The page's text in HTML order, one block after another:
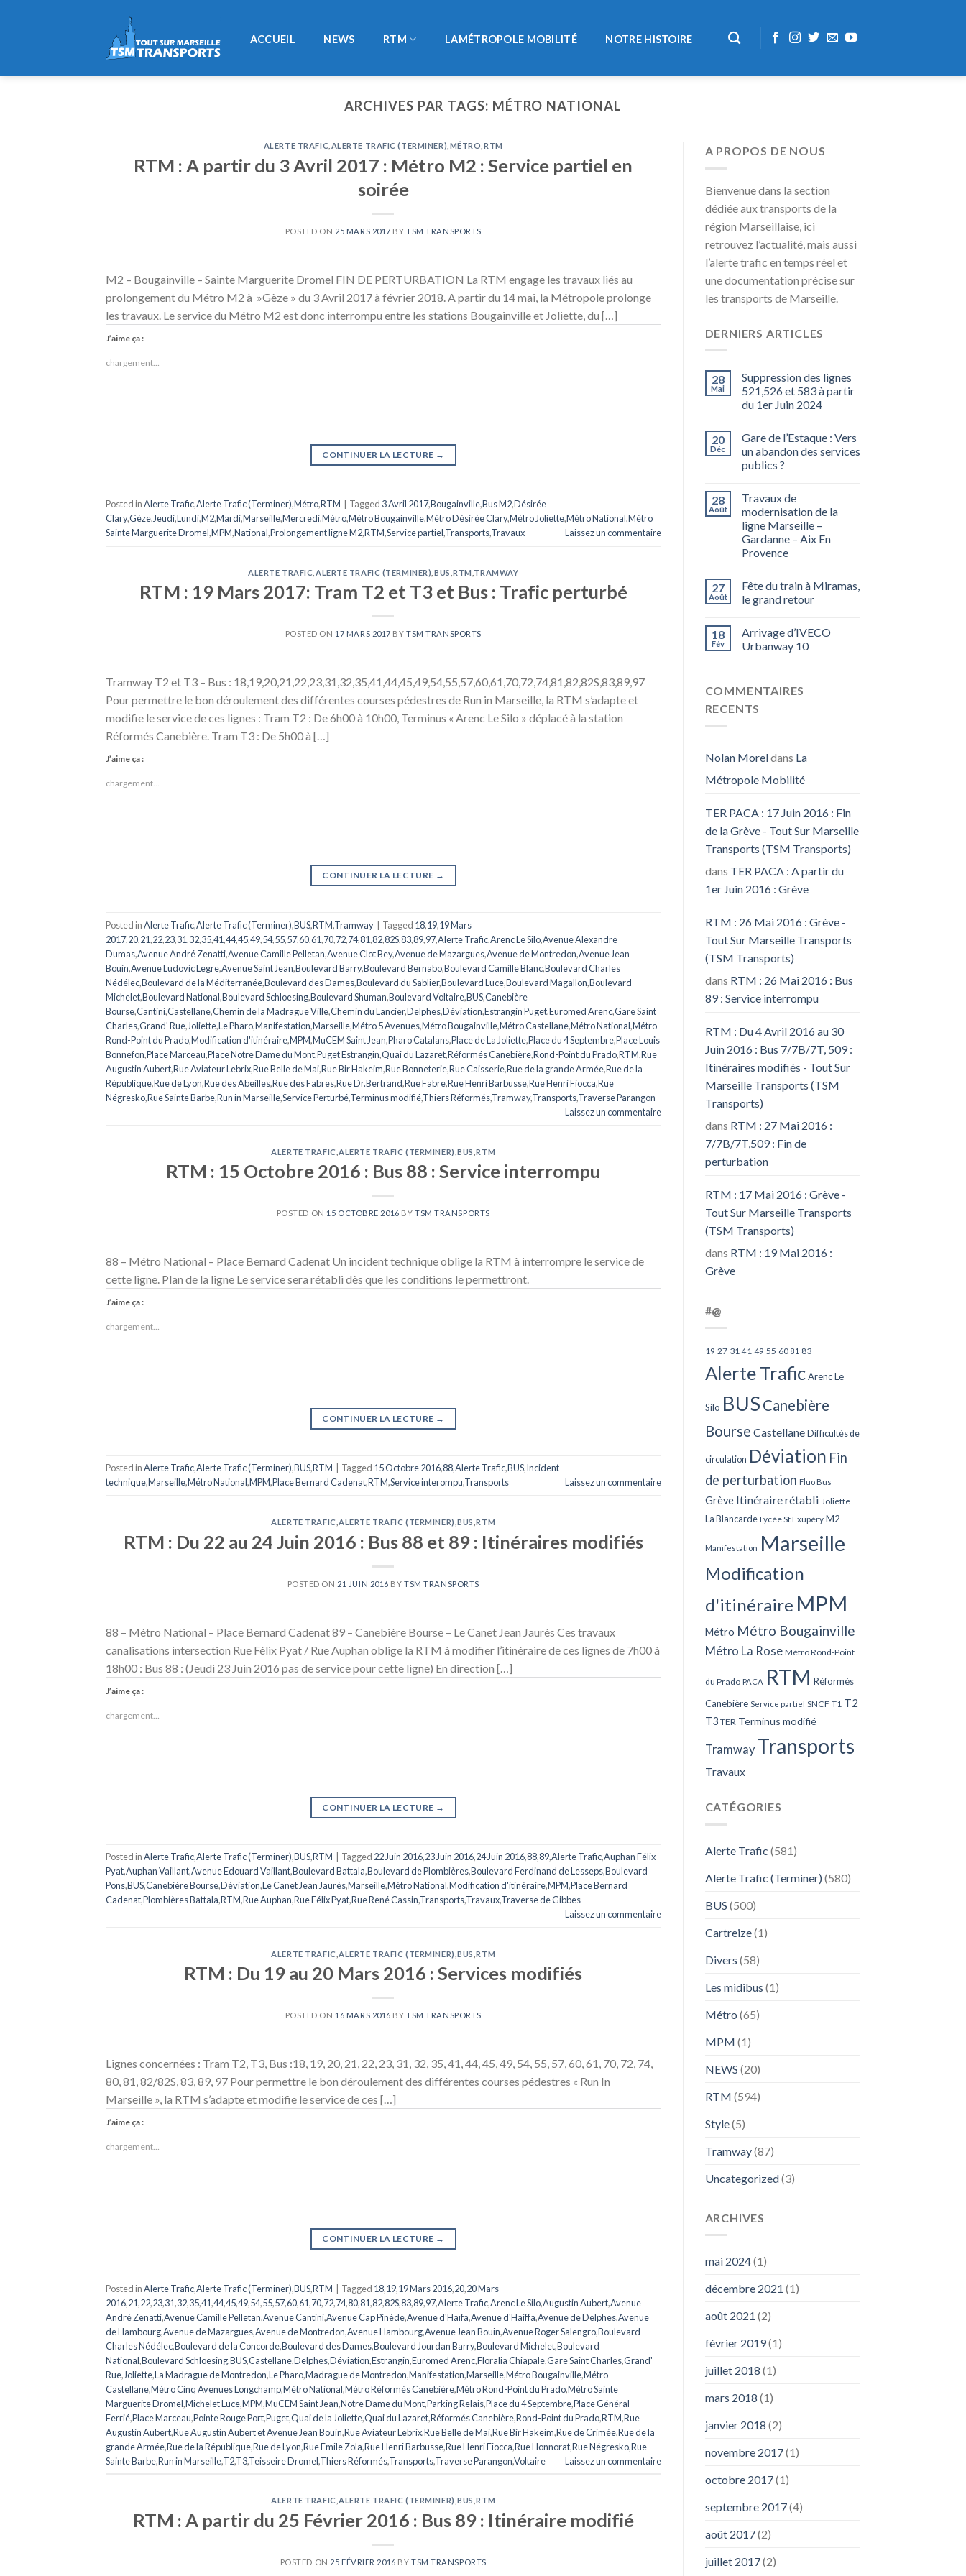
ACCUEIL NEWS RTM LAMÉTROPOLE MOBILITÉ NOTRE HISTOIRE
ARCHIVES PAR TAGS: MÉTRO NATIONAL
ALERTE TRAFIC ALERTE TRAFIC (TERMINER) MÉTRO ,RTM
RTM : A partir du 3 Avril 2017 : Métro M2 : Service partiel en
soirée
POSTED ON 25 MARS 2017 BYTSM TRANSPORTS
M2 – Bougainville – Sainte Marguerite Dromel FIN DE PERTURBATION La RTM engage les travaux liés au
prolongement du Métro M2 à »Gèze » du 3 Avril 2017 à février 2018. A partir du 14 mai, la Métropole prolonge
les travaux. Le service du Métro M2 est donc interrompu entre les stations Bougainville et Joliette, du […]
J’aime ça :
chargement…
CONTINUER LA LECTURE →
Posted inAlerte Trafic,Alerte Trafic (Terminer),Métro,RTM Tagged 3 Avril 2017,Bougainville,Bus M2,Désirée
Clary,Gèze,Jeudi,Lundi,M2,Mardi,Marseille,Mercredi,Métro,Métro Bougainville,Métro Désirée Clary,Métro Joliette,Métro National,Métro
Sainte Marguerite Dromel,MPM,National,Prolongement ligne M2,RTM,Service partiel,Transports,Travaux Laissez un commentaire
ALERTE TRAFIC ALERTE TRAFIC (TERMINER) BUS ,RTM TRAMWAY
RTM : 19 Mars 2017: Tram T2 et T3 et Bus : Trafic perturbé
POSTED ON 17 MARS 2017 BYTSM TRANSPORTS
Tramway T2 et T3 – Bus : 18,19,20,21,22,23,31,32,35,41,44,45,49,54,55,57,60,61,70,72,74,81,82,82S,83,89,97
Pour permettre le bon déroulement des différentes courses pédestres de Run in Marseille, la RTM s’adapte et
modifie le service de ces lignes : Tram T2 : De 6h00 à 10h00, Terminus « Arenc Le Silo » déplacé à la station
Réformés Canebière. Tram T3 : De 5h00 à […]
J’aime ça :
chargement…
CONTINUER LA LECTURE →
Posted inAlerte Trafic,Alerte Trafic (Terminer),BUS,RTM,Tramway Tagged 18,19,19 Mars
2017,20,21,22,23,31,32,35,41,44,45,49,54,55,57,60,61,70,72,74,81,82,82S,83,89,97,Alerte Trafic,Arenc Le Silo,Avenue Alexandre
Dumas,Avenue André Zenatti,Avenue Camille Pelletan,Avenue Clot Bey,Avenue de Mazargues,Avenue de Montredon,Avenue Jean
Bouin,Avenue Ludovic Legre,Avenue Saint Jean,Boulevard Barry,Boulevard Bernabo,Boulevard Camille Blanc,Boulevard Charles
Nédélec,Boulevard de la Méditerranée,Boulevard des Dames,Boulevard du Sablier,Boulevard Luce,Boulevard Magallon,Boulevard
Michelet,Boulevard National,Boulevard Schloesing,Boulevard Shuman,Boulevard Voltaire,BUS,Canebière
Bourse,Cantini,Castellane,Chemin de la Madrague Ville,Chemin du Lancier,Delphes,Déviation,Estrangin Puget,Euromed Arenc,Gare Saint
Charles,Grand' Rue,Joliette,Le Pharo,Manifestation,Marseille,Métro 5 Avenues,Métro Bougainville,Métro Castellane,Métro National,Métro
Rond-Point du Prado,Modification d'itinéraire,MPM,MuCEM Saint Jean,Pharo Catalans,Place de La Joliette,Place du 4 Septembre,Place Louis
Bonnefon,Place Marceau,Place Notre Dame du Mont,Puget Estrangin,Quai du Lazaret,Réformés Canebière,Rond-Point du Prado,RTM,Rue
Augustin Aubert,Rue Aviateur Lebrix,Rue Belle de Mai,Rue Bir Hakeim,Rue Bonneterie,Rue Caisserie,Rue de la grande Armée,Rue de la
République,Rue de Lyon,Rue des Abeilles,Rue des Fabres,Rue Dr.Bertrand,Rue Fabre,Rue Henri Barbusse,Rue Henri Fiocca,Rue
Négresko,Rue Sainte Barbe,Run in Marseille,Service Perturbé,Terminus modifié,Thiers Réformés,Tramway,Transports,Traverse Parangon
Laissez un commentaire
ALERTE TRAFIC ALERTE TRAFIC (TERMINER) ,BUS ,RTM
RTM : 15 Octobre 2016 : Bus 88 : Service interrompu
POSTED ON 15 OCTOBRE 2016 BY TSM TRANSPORTS
88 – Métro National – Place Bernard Cadenat Un incident technique oblige la RTM à interrompre le service de
cette ligne. Plan de la ligne Le service sera rétabli dès que les conditions le permettront.
J’aime ça :
chargement…
CONTINUER LA LECTURE →
Posted inAlerte Trafic,Alerte Trafic (Terminer),BUS,RTM Tagged 15 Octobre 2016,88,Alerte Trafic,BUS,Incident
technique,Marseille,Métro National,MPM,Place Bernard Cadenat,RTM,Service interompu,Transports Laissez un commentaire
ALERTE TRAFIC ,ALERTE TRAFIC (TERMINER) ,BUS ,RTM
RTM : Du 22 au 24 Juin 2016 : Bus 88 et 89 : Itinéraires modifiés
POSTED ON 21 JUIN 2016 BYTSM TRANSPORTS
88 – Métro National – Place Bernard Cadenat 89 – Canebière Bourse – Le Canet Jean Jaurès Ces travaux
canalisations intersection Rue Félix Pyat / Rue Auphan oblige la RTM à modifier l’itinéraire de ces lignes de 7h00 à
18h00 : Bus 88 : (Jeudi 23 Juin 2016 pas de service pour cette ligne) En direction […]
J’aime ça :
chargement…
CONTINUER LA LECTURE →
Posted inAlerte Trafic,Alerte Trafic (Terminer),BUS,RTM Tagged 22 Juin 2016,23 Juin 2016,24 Juin 2016,88,89,Alerte Trafic,Auphan Félix
Pyat,Auphan Vaillant,Avenue Edouard Vaillant,Boulevard Battala,Boulevard de Plombières,Boulevard Ferdinand de Lesseps,Boulevard
Pons,BUS,Canebière Bourse,Déviation,Le Canet Jean Jaurès,Marseille,Métro National,Modification d'itinéraire,MPM,Place Bernard
Cadenat,Plombières Battala,RTM,Rue Auphan,Rue Félix Pyat,Rue René Cassin,Transports,Travaux,Traverse de Gibbes
Laissez un commentaire
ALERTE TRAFIC ,ALERTE TRAFIC (TERMINER) ,BUS ,RTM
RTM : Du 19 au 20 Mars 2016 : Services modifiés
POSTED ON 16 MARS 2016 BYTSM TRANSPORTS
Lignes concernées : Tram T2, T3, Bus :18, 19, 20, 21, 22, 23, 31, 32, 35, 41, 44, 45, 49, 54, 55, 57, 60, 61, 70, 72, 74,
80, 81, 82/82S, 83, 89, 97 Pour permettre le bon déroulement des différentes courses pédestres « Run In
Marseille », la RTM s’adapte et modifie le service de ces […]
J’aime ça :
chargement…
CONTINUER LA LECTURE →
Posted inAlerte Trafic,Alerte Trafic (Terminer),BUS,RTM Tagged 18,19,19 Mars 2016,20,20 Mars
2016,21,22,23,31,32,35,41,44,45,49,54,55,57,60,61,70,72,74,80,81,82,82S,83,89,97,Alerte Trafic,Arenc Le Silo,Augustin Aubert,Avenue
André Zenatti,Avenue Camille Pelletan,Avenue Cantini,Avenue Cap Pinède,Avenue d'Haïfa,Avenue d'Haiffa,Avenue de Delphes,Avenue
de Hambourg,Avenue de Mazargues,Avenue de Montredon,Avenue Hambourg,Avenue Jean Bouin,Avenue Roger Salengro,Boulevard
Charles Nédélec,Boulevard de la Concorde,Boulevard des Dames,Boulevard Jourdan Barry,Boulevard Michelet,Boulevard
National,Boulevard Schloesing,BUS,Castellane,Delphes,Déviation,Estrangin,Euromed Arenc,Floralia Chiapale,Gare Saint Charles,Grand'
Rue,Joliette,La Madrague de Montredon,Le Pharo,Madrague de Montredon,Manifestation,Marseille,Métro Bougainville,Métro
Castellane,Métro Cinq Avenues Longchamp,Métro National,Métro Réformés Canebière,Métro Rond-Point du Prado,Métro Sainte
Marguerite Dromel,Michelet Luce,MPM,MuCEM Saint Jean,Notre Dame du Mont,Parking Relais,Place du 4 Septembre,Place Général
Ferrié,Place Marceau,Pointe Rouge Port,Puget,Quai de la Joliette,Quai du Lazaret,Réformés Canebière,Rond-Point du Prado,RTM,Rue
Augustin Aubert,Rue Augustin Aubert et Avenue Jean Bouin,Rue Aviateur Lebrix,Rue Belle de Mai,Rue Bir Hakeim,Rue de Crimée,Rue de la
grande Armée,Rue de la République,Rue de Lyon,Rue Emile Zola,Rue Henri Barbusse,Rue Henri Fiocca,Rue Honnorat,Rue Négresko,Rue
Sainte Barbe,Run in Marseille,T2,T3,Teisseire Dromel,Thiers Réformés,Transports,Traverse Parangon,Voltaire Laissez un commentaire
ALERTE TRAFIC ,ALERTE TRAFIC (TERMINER) ,BUS ,RTM
RTM : A partir du 25 Février 2016 : Bus 89 : Itinéraire modifié
POSTED ON 25 FÉVRIER 2016 BY TSM TRANSPORTS
A PROPOS DE NOUS
Bienvenue dans la section
dédiée aux transports de la
région Marseillaise, ici
retrouvez l’actualité, mais aussi
l’alerte trafic en temps réel et
une documentation précise sur
les transports de Marseille.
DERNIERS ARTICLES
28
Mai
Suppression des lignes
521,526 et 583 à partir
du 1er Juin 2024
20
Déc
Gare de l’Estaque : Vers
un abandon des services
publics ?
28
Août
Travaux de
modernisation de la
ligne Marseille –
Gardanne – Aix En
Provence
27
Août
Fête du train à Miramas,
le grand retour
18
Fév
Arrivage d’IVECO
Urbanway 10
COMMENTAIRES
RECENTS
Nolan Moreldans La
Métropole Mobilité
TER PACA : 17 Juin 2016 : Fin
de la Grève - Tout Sur Marseille
Transports (TSM Transports)
dans TER PACA : A partir du
1er Juin 2016 : Grève
RTM : 26 Mai 2016 : Grève -
Tout Sur Marseille Transports
(TSM Transports)
dans RTM : 26 Mai 2016 : Bus
89 : Service interrompu
RTM : Du 4 Avril 2016 au 30
Juin 2016 : Bus 7/7B/7T, 509 :
Itinéraires modifiés - Tout Sur
Marseille Transports (TSM
Transports)
dans RTM : 27 Mai 2016 :
7/7B/7T,509 : Fin de
perturbation
RTM : 17 Mai 2016 : Grève -
Tout Sur Marseille Transports
(TSM Transports)
dans RTM : 19 Mai 2016 :
Grève
#@
19 27 31 41 49 55 60 81 83
Alerte Trafic Arenc Le
Silo BUS Canebière
Bourse Castellane Difficultés de
circulation Déviation Fin
de perturbation Fluo Bus
Grève Itinéraire rétabli Joliette
La Blancarde Lycée St Exupéry M2
Manifestation Marseille
Modification
d'itinéraire MPM
Métro Métro Bougainville
Métro La Rose Métro Rond-Point
du Prado PACA RTM Réformés
Canebière Service partiel SNCF T1 T2
T3 TER Terminus modifié
Tramway Transports
Travaux
CATÉGORIES
Alerte Trafic (581)
Alerte Trafic (Terminer) (580)
BUS (500)
Cartreize(1)
Divers (58)
Les midibus (1)
Métro (65)
MPM (1)
NEWS (20)
RTM (594)
Style(5)
Tramway(87)
Uncategorized(3)
ARCHIVES
mai 2024(1)
décembre 2021 (1)
août 2021 (2)
février 2019(1)
juillet 2018 (1)
mars 2018 (1)
janvier 2018 (2)
novembre 2017(1)
octobre 2017(1)
septembre 2017(4)
août 2017(2)
juillet 2017(2)